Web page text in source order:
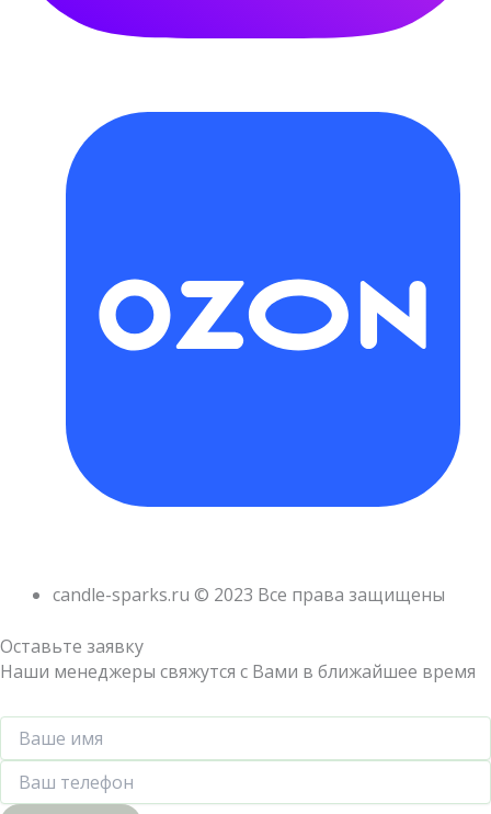
candle-sparks.ru © 2023 Все права защищены
Оставьте заявку
Наши менеджеры свяжутся с Вами в ближайшее время